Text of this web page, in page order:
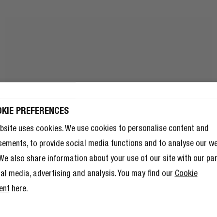
PREFERENCES
uses cookies. We use cookies to personalise content and
to provide social media functions and to analyse our
also share information about your use of our site with our
media, advertising and analysis. You may find our Cookie
here.
10% KORTING
VOLGENDE
korting nog niet genoeg is,
worden van The Rebel Club ook
andere voordelen.Lees hier meer.